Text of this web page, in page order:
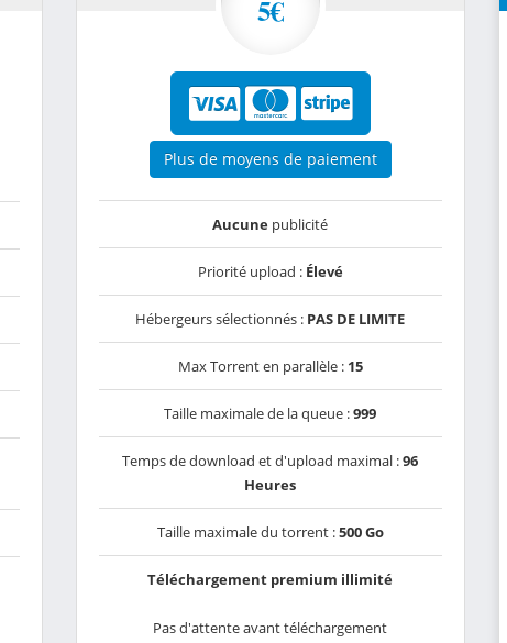
5€
Plus de moyens de paiement
Aucune publicité
Priorité upload : Élevé
Hébergeurs sélectionnés : PAS DE LIMITE
Max Torrent en parallèle : 15
Taille maximale de la queue :999
Temps de download et d'upload maximal :96
Heures
Taille maximale du torrent :500 Go
Téléchargement premium illimité
Pas d'attente avant téléchargement